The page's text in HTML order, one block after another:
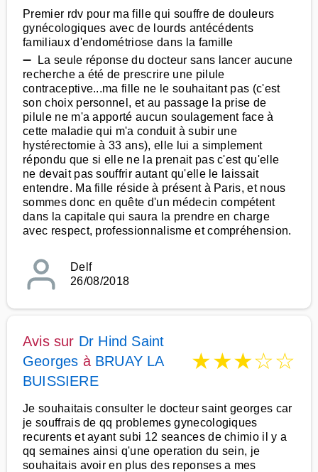
Premier rdv pour ma fille qui souffre de douleurs
gynécologiques avec de lourds antécédents
familiaux d'endométriose dans la famille
➖ La seule réponse du docteur sans lancer aucune
recherche a été de prescrire une pilule
contraceptive...ma fille ne le souhaitant pas (c'est
son choix personnel, et au passage la prise de
pilule ne m'a apporté aucun soulagement face à
cette maladie qui m'a conduit à subir une
hystérectomie à 33 ans), elle lui a simplement
répondu que si elle ne la prenait pas c'est qu'elle
ne devait pas souffrir autant qu'elle le laissait
entendre. Ma fille réside à présent à Paris, et nous
sommes donc en quête d'un médecin compétent
dans la capitale qui saura la prendre en charge
avec respect, professionnalisme et compréhension.
Delf
26/08/2018
Avis sur Dr Hind Saint
Georges à BRUAY LA
BUISSIERE
★★★☆☆
Je souhaitais consulter le docteur saint georges car
je souffrais de qq problemes gynecologiques
recurents et ayant subi 12 seances de chimio il y a
qq semaines ainsi q'une operation du sein, je
souhaitais avoir en plus des reponses a mes